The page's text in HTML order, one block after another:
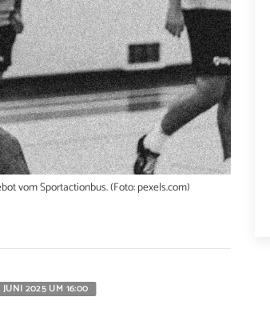
vom Sportactionbus. (Foto: pexels.com)
JUNI 2025 UM 16:00